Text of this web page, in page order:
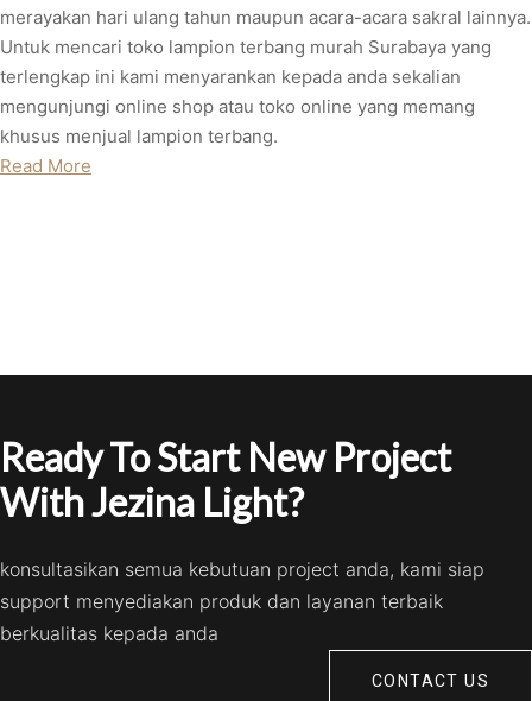
merayakan hari ulang tahun maupun acara-acara sakral lainnya.
Untuk mencari toko lampion terbang murah Surabaya yang
terlengkap ini kami menyarankan kepada anda sekalian
mengunjungi online shop atau toko online yang memang
khusus menjual lampion terbang.
Read More
Ready To Start New Project
With Jezina Light?
konsultasikan semua kebutuan project anda, kami siap
support menyediakan produk dan layanan terbaik
berkualitas kepada anda
CONTACT US